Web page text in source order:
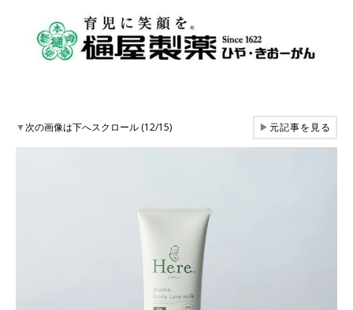
▼次の画像は下へスクロール (12/15) ▶元記事を見る